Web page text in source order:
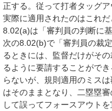
正する。従って打者タッグア
実際に適用されたのはこれ
8.02(a)は「審判員の判断に
次の8.02(b)で「審判員の裁
るときには、監督だけがそ
るように要請することがで
らないが、規則適用のミス
はそのままとなり、二塁塁
して誤ってフォースアウト